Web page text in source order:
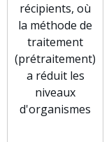
récipients, où
la méthode de
traitement
(prétraitement)
a réduit les
niveaux
d'organismes